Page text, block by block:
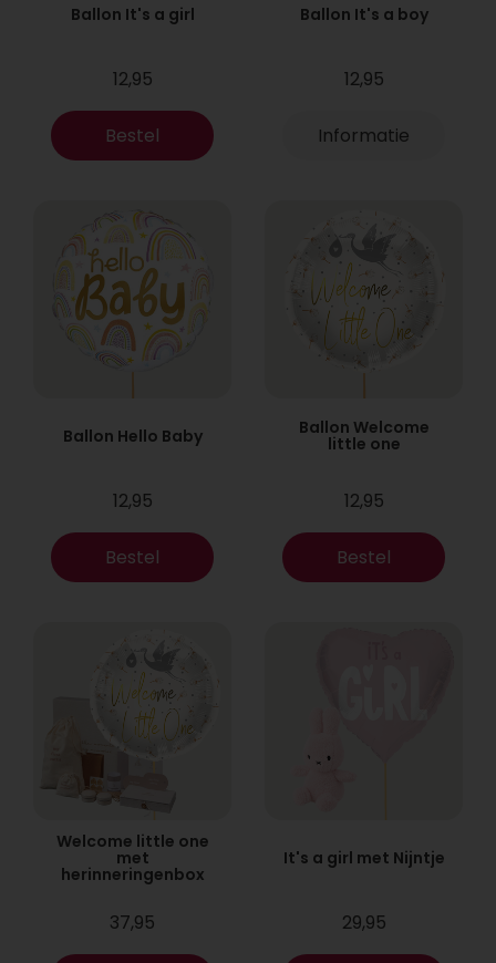
Ballon It's a girl
12,95
Bestel
Ballon It's a boy
12,95
Informatie
Ballon Hello Baby
12,95
Bestel
Ballon Welcome
little one
12,95
Bestel
Welcome little one
met
herinneringenbox
37,95
It's a girl met Nijntje
29,95